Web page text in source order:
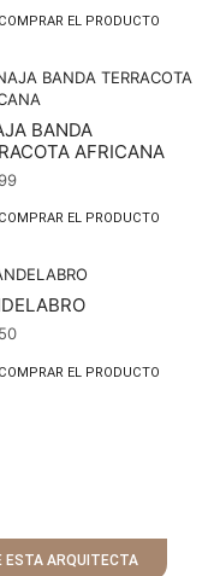
COMPRAR EL PRODUCTO
BANDA
AFRICANA
COMPRAR EL PRODUCTO
COMPRAR EL PRODUCTO
ESTA ARQUITECTA